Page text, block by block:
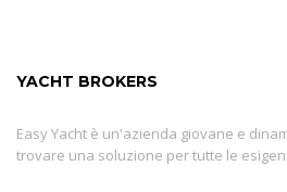
YACHT BROKERS
Easy Yacht è un'azienda giovane e
trovare una soluzione per tutte le